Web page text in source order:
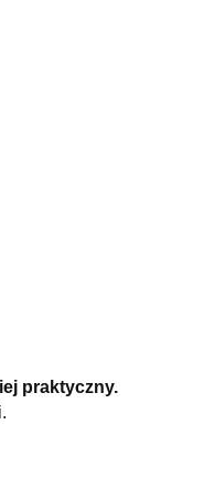
praktyczny.